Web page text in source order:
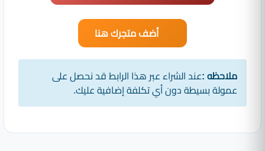
أضف متجرك هنا
ملاحظه :عند الشراء عبر هذا الرابط قد نحصل على
عمولة بسيطة دون أي تكلفة إضافية عليك.